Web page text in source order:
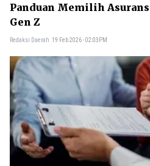
Panduan Memilih
Gen Z
Redaksi Daerah 19 Feb 2026 - 02:03PM